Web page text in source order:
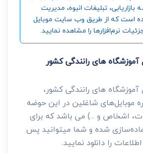
تبلیغات انبوه، مدیریت
است که از طریق وب سایت موبایل
نرم‌افزارها را مشاهده نمایید.
آموزشگاه های رانندگی کشور
آموزشگاه های رانندگی کشور،
موبایل‌های شاغلین در این حوضه
اشخاص و ...) می باشد که برای
شده و شما میتوانید پس
را دانلود نمایید.